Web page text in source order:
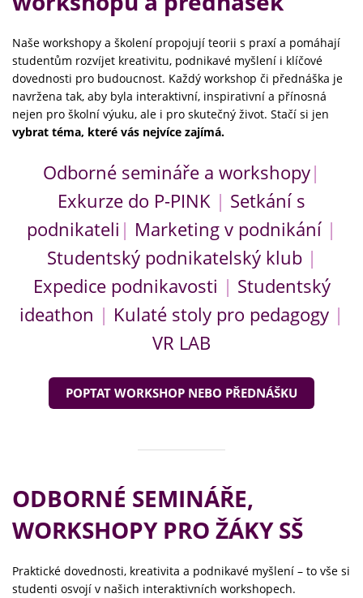
Naše workshopy a školení propojují teorii s praxí a pomáhají
studentům rozvíjet kreativitu, podnikavé myšlení i klíčové
dovednosti pro budoucnost. Každý workshop či přednáška je
navržena tak, aby byla interaktivní, inspirativní a přínosná
nejen pro školní výuku, ale i pro skutečný život. Stačí si jen
vybrat téma, které vás nejvíce zajímá.
Odborné semináře a workshopy|
Exkurze do P-PINK | Setkání s
podnikateli | Marketing v podnikání |
Studentský podnikatelský klub|
Expedice podnikavosti | Studentský
ideathon | Kulaté stoly pro pedagogy |
VR LAB
POPTAT WORKSHOP NEBO PŘEDNÁŠKU
ODBORNÉ SEMINÁŘE,
WORKSHOPY PRO ŽÁKY SŠ
Praktické dovednosti, kreativita a podnikavé myšlení – to vše si
studenti osvojí v našich interaktivních workshopech.